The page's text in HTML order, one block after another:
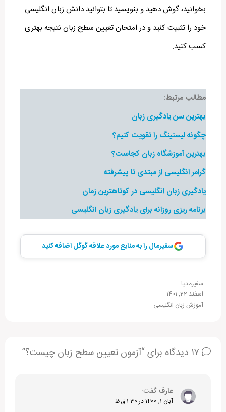
بخوانید، گوش دهید و بنویسید تا بتوانید دانش زبان انگلیسی
خود را تثبیت کنید و در امتحان تعیین سطح زبان نتیجه بهتری
کسب کنید.
مطالب مرتبط:
بهترین سن یادگیری زبان
چگونه لیسنینگ را تقویت کنیم؟
بهترین آموزشگاه زبان کجاست؟
گرامر انگلیسی از مبتدی تا پیشرفته
یادگیری زبان انگلیسی در کوتاهترین زمان
برنامه ریزی روزانه برای یادگیری زبان انگلیسی
سفیرمال را به منابع مورد علاقه گوگل اضافه کنید
سفیرمدیا
اسفند 22, 1401
آموزش زبان انگلیسی
عارف گفت:
آبان 1, 1400 در 1:30 ق.ظ